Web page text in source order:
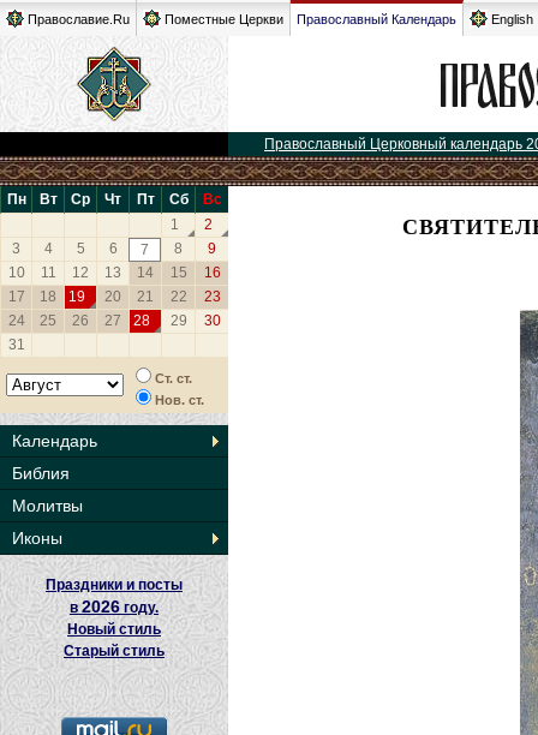
Православие.Ru Поместные Церкви Православный Календарь English
Православный Церковный календарь
Пн Вт Ср Чт Пт Сб
Вс
1
2
3
4 5 6 7 8
9
10
11 12 13 14 15
16
17
18 19 20 21 22
23
24
25 26 27 28 29
30
31
Ст. ст.
Нов. ст.
Календарь
Библия
Молитвы
Иконы
Праздники и посты
в2026 году.
Новый стиль
Старый стиль